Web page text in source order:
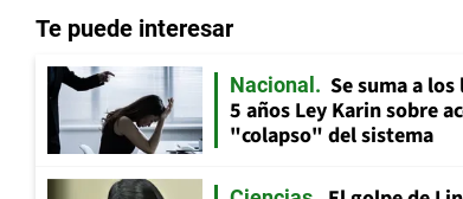
Te puede interesar
Nacional
Se suma a
5 años Ley Karin sobre
"colapso" del sistema